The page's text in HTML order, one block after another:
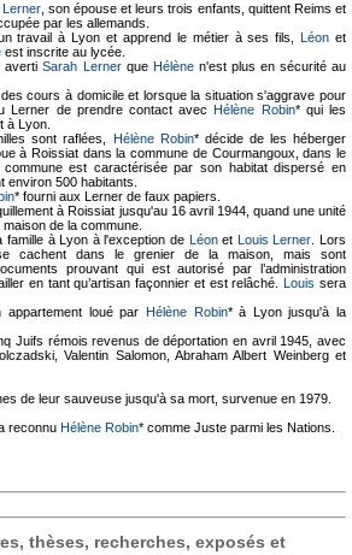
, son épouse et leurs trois enfants, quittent Reims et
par les allemands.
travail à Lyon et apprend le métier à ses fils,Léon et
est inscrite au lycée.
avertiSarah Lernerque Hélènen'est plus en sécurité au
cours à domicile et lorsque la situation s'aggrave pour
Lerner de prendre contact avecHélène Robin* qui les
à Lyon.
sont raflées, Hélène Robin* décide de les héberger
à Roissiat dans la commune de Courmangoux, dans le
est caractérisée par son habitat dispersé en
environ 500 habitants.
* fourni aux Lerner de faux papiers.
à Roissiat jusqu'au 16 avril 1944, quand une unité
de la commune.
famille à Lyon à l'exception de Léonet Louis Lerner . Lors
cachent dans le grenier de la maison, mais sont
prouvant qui est autorisé par l’administration
en tant qu’artisan façonnier et est relâché.Louis sera
loué par Hélène Robin* à Lyon jusqu'à la
Juifs rémois revenus de déportation en avril 1945, avec
Valentin Salomon, Abraham Albert Weinberg et
de leur sauveuse jusqu'à sa mort, survenue en 1979.
reconnu Hélène Robin* comme Juste parmi les Nations.
thèses, recherches, exposés et